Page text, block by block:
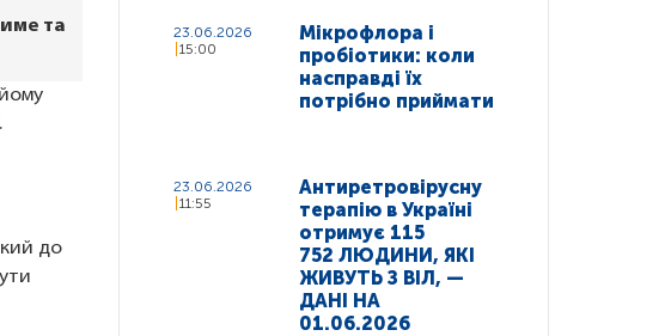
та
до
23.06.2026
15:00
Мікрофлора і
пробіотики: коли
насправді їх
потрібно приймати
23.06.2026
11:55
Антиретровірусну
терапію в Україні
отримує 115
752 ЛЮДИНИ, ЯКІ
ЖИВУТЬ З ВІЛ, —
ДАНІ НА
01.06.2026